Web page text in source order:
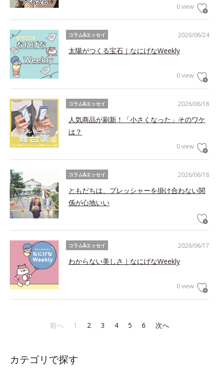
0 view
2026/06/24
コラム&エッセイ
太陽がつくる宝石｜なにげなWeekly
0 view
2026/06/18
コラム&エッセイ
人気商品が刷新！「小さくなった」そのワケ
は？
0 view
2026/06/18
コラム&エッセイ
ともだちは、プレッシャーを掛け合わない関
係が心地いい
2026/06/17
コラム&エッセイ
わからない美しさ｜なにげなWeekly
0 view
前へ 1 2 3 4 5 6 次へ
カテゴリで探す